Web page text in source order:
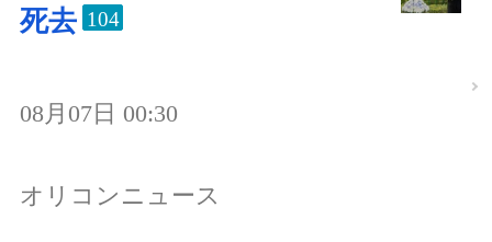
死去 104
08月07日 00:30
オリコンニュース